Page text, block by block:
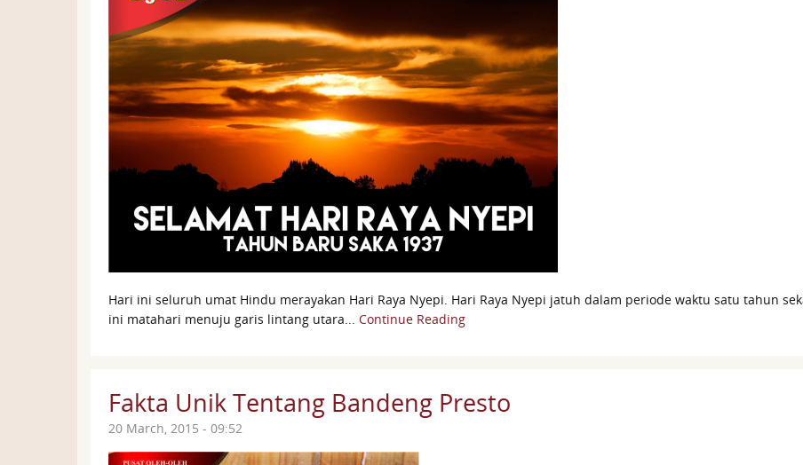
Hari ini seluruh umat Hindu merayakan Hari Raya Nyepi. Hari Raya Nyepi jatuh dalam periode waktu satu tahun
ini matahari menuju garis lintang utara... Continue Reading
Fakta Unik Tentang Bandeng Presto
20 March, 2015 - 09:52